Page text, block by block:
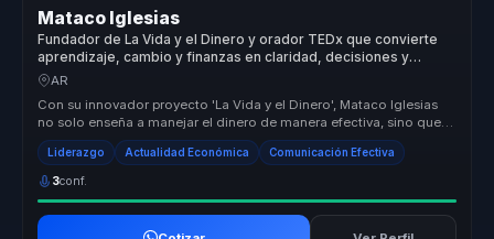
Mataco Iglesias
Fundador de La Vida y el Dinero y orador TEDx que convierte
aprendizaje, cambio y finanzas en claridad, decisiones y
evolución para equipos.
AR
Con su innovador proyecto 'La Vida y el Dinero', Mataco Iglesias
no solo enseña a manejar el dinero de manera efectiva, sino que
también ...
Liderazgo Actualidad Económica Comunicación Efectiva
3conf.